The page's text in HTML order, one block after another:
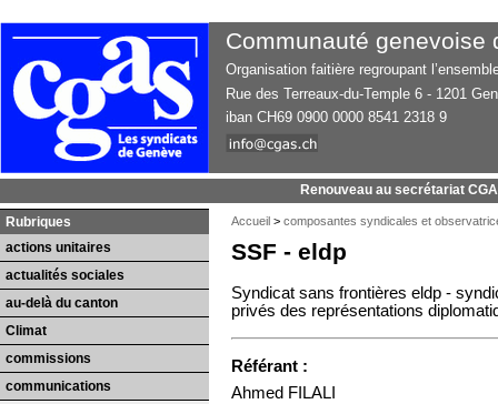
Communauté genevoise
Organisation faitière regroupant
Rue des Terreaux-du-Temple 6 - 1201
iban CH69 0900 0000 8541 2318 9
Renouveau au secrétariat
Accueil > composantes syndicales et
SSF - eldp
Syndicat sans frontières eldp -
privés des représentations
Référant :
Ahmed FILALI
Rubriques
actions unitaires
actualités sociales
au-delà du canton
Climat
commissions
communications